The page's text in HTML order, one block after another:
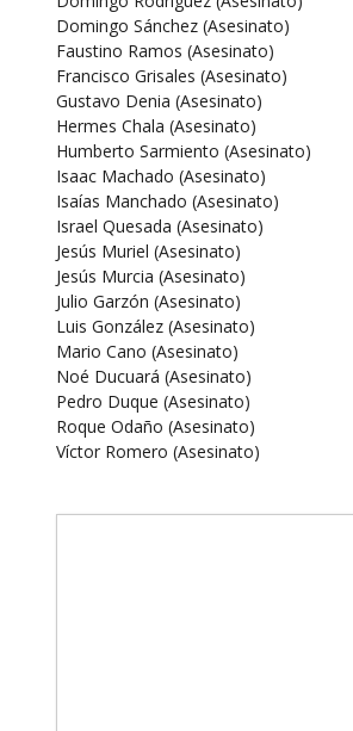
Domingo Sánchez (Asesinato)
Faustino Ramos (Asesinato)
Francisco Grisales (Asesinato)
Gustavo Denia (Asesinato)
Hermes Chala (Asesinato)
Humberto Sarmiento (Asesinato)
Isaac Machado (Asesinato)
Isaías Manchado (Asesinato)
Israel Quesada (Asesinato)
Jesús Muriel (Asesinato)
Jesús Murcia (Asesinato)
Julio Garzón (Asesinato)
Luis González (Asesinato)
Mario Cano (Asesinato)
Noé Ducuará (Asesinato)
Pedro Duque (Asesinato)
Roque Odaño (Asesinato)
Víctor Romero (Asesinato)